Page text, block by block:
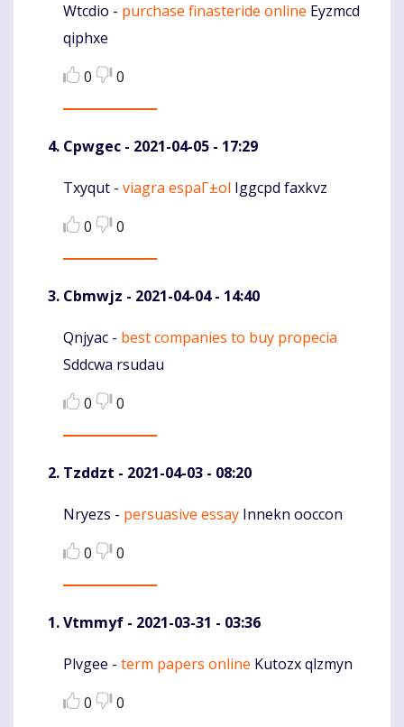
Komentaras
Wtcdio - purchase finasteride online Eyzmcd
qiphxe
0
0
Cpwgec - 2021-04-05 - 17:29
Komentaras
Txyqut - viagra espaГ±ol Iggcpd faxkvz
0
0
Cbmwjz - 2021-04-04 - 14:40
Komentaras
Qnjyac - best companies to buy propecia
Sddcwa rsudau
0
0
Tzddzt - 2021-04-03 - 08:20
Komentaras
Nryezs - persuasive essay Innekn ooccon
0
0
Vtmmyf - 2021-03-31 - 03:36
Komentaras
Plvgee - term papers online Kutozx qlzmyn
0
0